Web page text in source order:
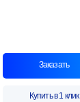
Заказать
Купить в 1 клик